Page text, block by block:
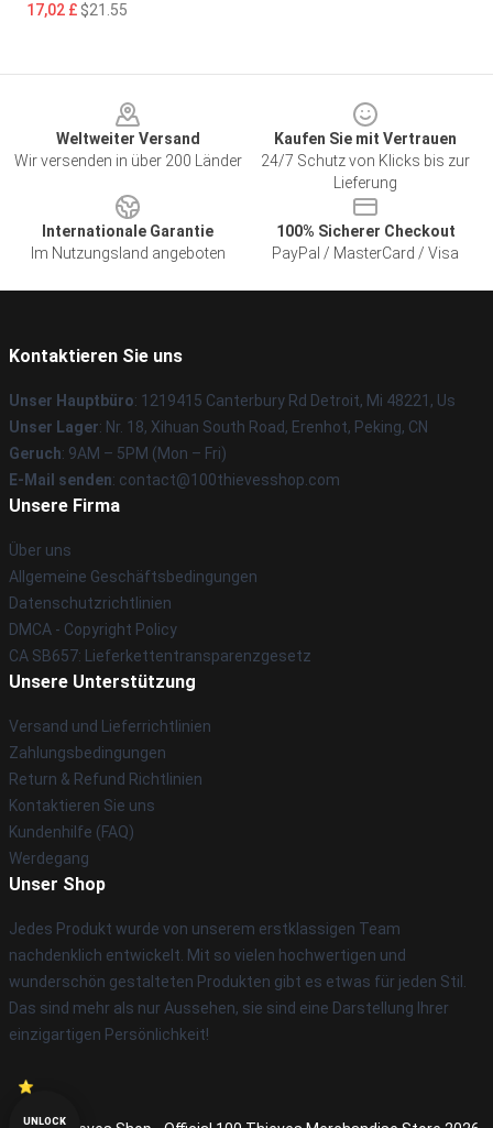
17,02 £$21.55
Weltweiter Versand
Wir versenden in über 200 Länder
Kaufen Sie mit Vertrauen
24/7 Schutz von Klicks bis zur
Lieferung
Internationale Garantie
Im Nutzungsland angeboten
100% Sicherer Checkout
PayPal / MasterCard / Visa
Kontaktieren Sie uns
Unser Hauptbüro: 1219415 Canterbury Rd Detroit, Mi 48221, Us
Unser Lager: Nr. 18, Xihuan South Road, Erenhot, Peking, CN
Geruch: 9AM – 5PM (Mon – Fri)
E-Mail senden: contact@100thievesshop.com
Unsere Firma
Über uns
Allgemeine Geschäftsbedingungen
Datenschutzrichtlinien
DMCA - Copyright Policy
CA SB657: Lieferkettentransparenzgesetz
Unsere Unterstützung
Versand und Lieferrichtlinien
Zahlungsbedingungen
Return & Refund Richtlinien
Kontaktieren Sie uns
Kundenhilfe (FAQ)
Werdegang
Unser Shop
Jedes Produkt wurde von unserem erstklassigen Team
nachdenklich entwickelt. Mit so vielen hochwertigen und
wunderschön gestalteten Produkten gibt es etwas für jeden Stil.
Das sind mehr als nur Aussehen, sie sind eine Darstellung Ihrer
einzigartigen Persönlichkeit!
UNLOCK